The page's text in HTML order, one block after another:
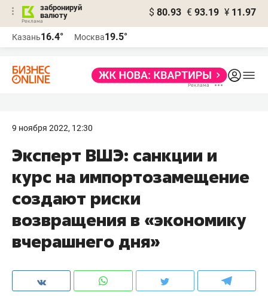
забронируй
валюту
$ 80.93 € 93.19 ¥ 11.97
Казань16.4° Москва19.5°
9 ноября 2022, 12:30
Эксперт ВШЭ: санкции и
курс на импортозамещение
создают риски
возвращения в «экономику
вчерашнего дня»